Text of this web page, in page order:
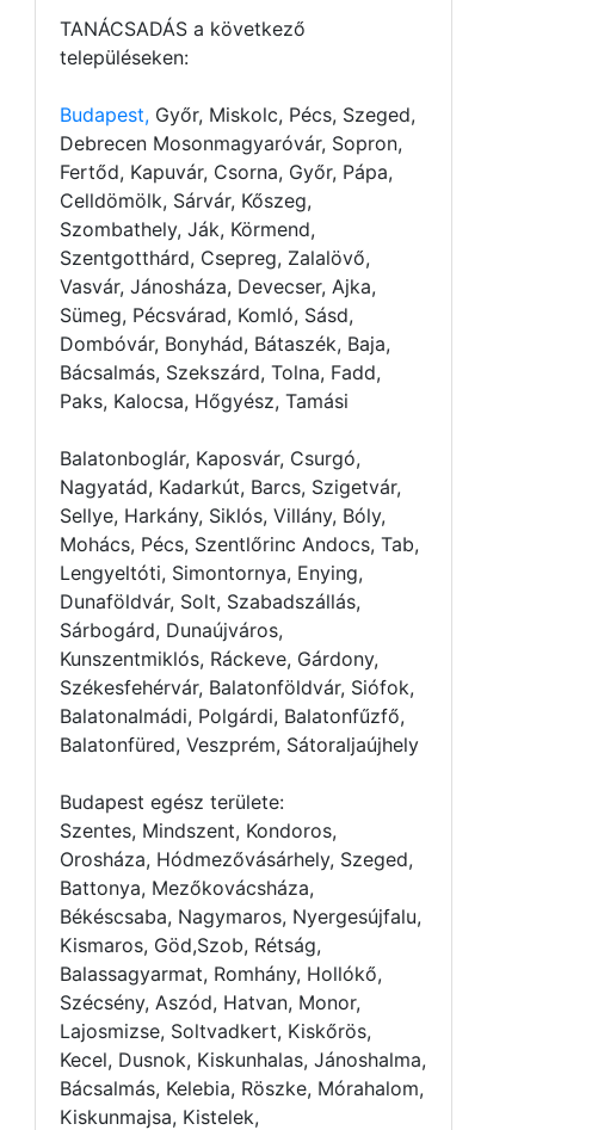
TANÁCSADÁS a következő
településeken:
Budapest, Győr, Miskolc, Pécs, Szeged,
Debrecen Mosonmagyaróvár, Sopron,
Fertőd, Kapuvár, Csorna, Győr, Pápa,
Celldömölk, Sárvár, Kőszeg,
Szombathely, Ják, Körmend,
Szentgotthárd, Csepreg, Zalalövő,
Vasvár, Jánosháza, Devecser, Ajka,
Sümeg, Pécsvárad, Komló, Sásd,
Dombóvár, Bonyhád, Bátaszék, Baja,
Bácsalmás, Szekszárd, Tolna, Fadd,
Paks, Kalocsa, Hőgyész, Tamási
Balatonboglár, Kaposvár, Csurgó,
Nagyatád, Kadarkút, Barcs, Szigetvár,
Sellye, Harkány, Siklós, Villány, Bóly,
Mohács, Pécs, Szentlőrinc Andocs, Tab,
Lengyeltóti, Simontornya, Enying,
Dunaföldvár, Solt, Szabadszállás,
Sárbogárd, Dunaújváros,
Kunszentmiklós, Ráckeve, Gárdony,
Székesfehérvár, Balatonföldvár, Siófok,
Balatonalmádi, Polgárdi, Balatonfűzfő,
Balatonfüred, Veszprém, Sátoraljaújhely
Budapest egész területe:
Szentes, Mindszent, Kondoros,
Orosháza, Hódmezővásárhely, Szeged,
Battonya, Mezőkovácsháza,
Békéscsaba, Nagymaros, Nyergesújfalu,
Kismaros, Göd,Szob, Rétság,
Balassagyarmat, Romhány, Hollókő,
Szécsény, Aszód, Hatvan, Monor,
Lajosmizse, Soltvadkert, Kiskőrös,
Kecel, Dusnok, Kiskunhalas, Jánoshalma,
Bácsalmás, Kelebia, Röszke, Mórahalom,
Kiskunmajsa, Kistelek,